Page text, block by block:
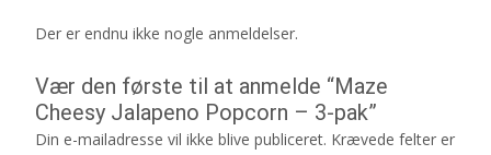
Der er endnu ikke nogle anmeldelser.
Vær den første til at anmelde “Maze
Cheesy Jalapeno Popcorn – 3-pak”
Din e-mailadresse vil ikke blive publiceret. Krævede felter er